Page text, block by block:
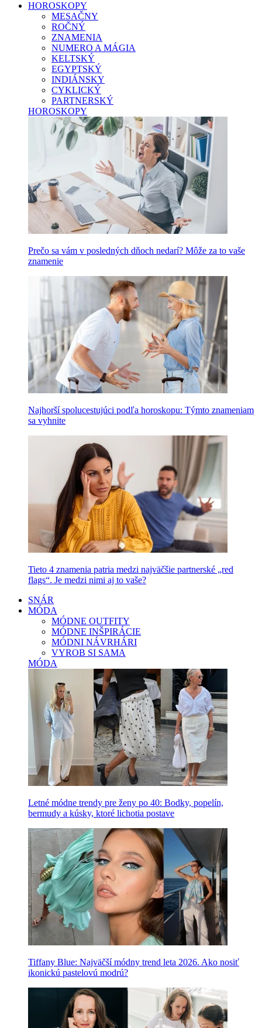
HOROSKOPY
MESAČNY
ROČNÝ
ZNAMENIA
NUMERO A MÁGIA
KELTSKÝ
EGYPTSKÝ
INDIÁNSKY
CYKLICKÝ
PARTNERSKÝ
HOROSKOPY
Prečo sa vám v posledných dňoch nedarí? Môže za to vaše
znamenie
Najhorší spolucestujúci podľa horoskopu: Týmto znameniam
sa vyhnite
Tieto 4 znamenia patria medzi najväčšie partnerské „red
flags“. Je medzi nimi aj to vaše?
SNÁR
MÓDA
MÓDNE OUTFITY
MÓDNE INŠPIRÁCIE
MÓDNI NÁVRHÁRI
VYROB SI SAMA
MÓDA
Letné módne trendy pre ženy po 40: Bodky, popelín,
bermudy a kúsky, ktoré lichotia postave
Tiffany Blue: Najväčší módny trend leta 2026. Ako nosiť
ikonickú pastelovú modrú?